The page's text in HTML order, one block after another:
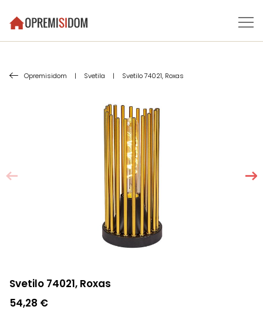
Opremisidom | Svetila | Svetilo 74021, Roxas
Svetilo 74021, Roxas
54,28 €